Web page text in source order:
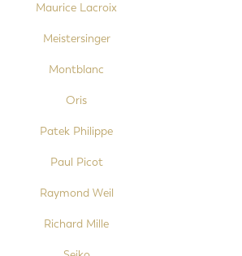
Maurice Lacroix
Meistersinger
Montblanc
Oris
Patek Philippe
Paul Picot
Raymond Weil
Richard Mille